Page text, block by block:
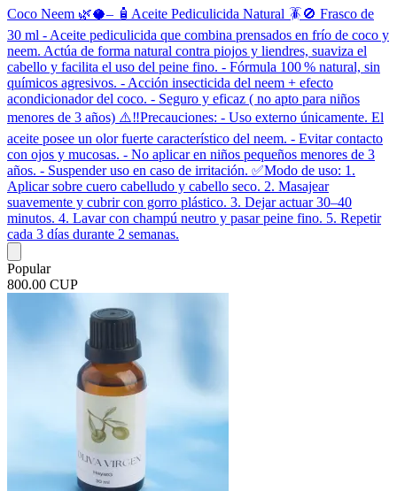
Coco Neem 🌿🥥– 🧴Aceite Pediculicida Natural 🪳🚫 Frasco de
30 ml - Aceite pediculicida que combina prensados en frío de coco y
neem. Actúa de forma natural contra piojos y liendres, suaviza el
cabello y facilita el uso del peine fino. - Fórmula 100 % natural, sin
químicos agresivos. - Acción insecticida del neem + efecto
acondicionador del coco. - Seguro y eficaz ( no apto para niños
menores de 3 años) ⚠️‼️Precauciones: - Uso externo únicamente. El
aceite posee un olor fuerte característico del neem. - Evitar contacto
con ojos y mucosas. - No aplicar en niños pequeños menores de 3
años. - Suspender uso en caso de irritación. ✅️Modo de uso: 1.
Aplicar sobre cuero cabelludo y cabello seco. 2. Masajear
suavemente y cubrir con gorro plástico. 3. Dejar actuar 30–40
minutos. 4. Lavar con champú neutro y pasar peine fino. 5. Repetir
cada 3 días durante 2 semanas.
Popular
800.00 CUP